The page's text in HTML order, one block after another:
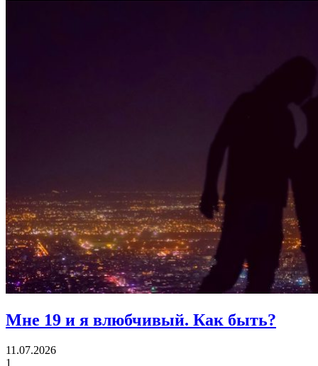
Мне 19 и я влюбчивый. Как быть?
11.07.2026
1